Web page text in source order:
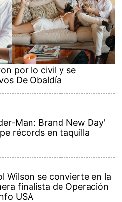
por lo civil y se
De Obaldía
Man: Brand New Day'
récords en taquilla
Wilson se convierte en la
finalista de Operación
USA